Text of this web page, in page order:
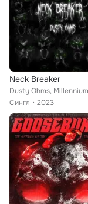
Neck Breaker
Сингл
2023